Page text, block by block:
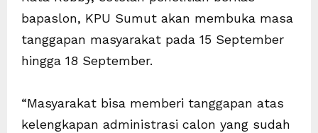
bapaslon, KPU Sumut akan membuka masa
tanggapan masyarakat pada 15 September
hingga 18 September.
“Masyarakat bisa memberi tanggapan atas
kelengkapan administrasi calon yang sudah